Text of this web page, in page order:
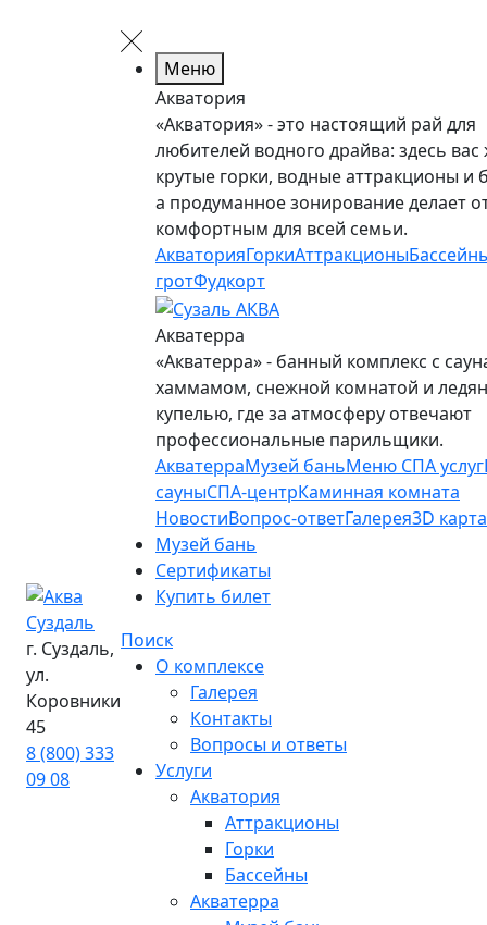
г. Суздаль,
ул.
Коровники
45
8 (800) 333
09 08
Меню
Акватория
«Акватория» - это настоящий рай для
любителей водного драйва: здесь вас
крутые горки, водные аттракционы и
а продуманное зонирование делает
комфортным для всей семьи.
АкваторияГоркиАттракционы
гротФудкорт
Акватерра
«Акватерра» - банный комплекс с
хаммамом, снежной комнатой и
купелью, где за атмосферу отвечают
профессиональные парильщики.
АкватерраМузей баньМеню СПА услуг
сауныСПА-центрКаминная комната
НовостиВопрос-ответГалерея3D карта
Музей бань
Сертификаты
Купить билет
Поиск
О комплексе
Галерея
Контакты
Вопросы и ответы
Услуги
Акватория
Аттракционы
Горки
Бассейны
Акватерра